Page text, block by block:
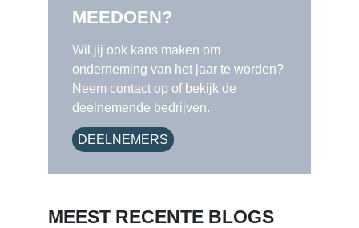
MEEDOEN?
Wil jij ook kans maken om
onderneming van het jaar te worden?
Neem contact op of bekijk de
deelnemende bedrijven.
DEELNEMERS
MEEST RECENTE BLOGS